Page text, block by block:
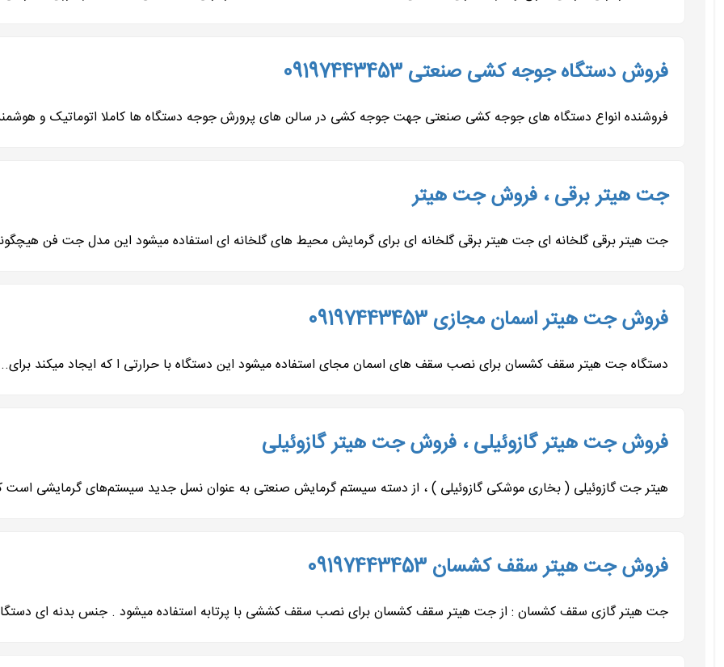
فروش دستگاه جوجه کشی صنعتی 09197443453
فروشنده انواع دستگاه های جوجه کشی صنعتی جهت جوجه کشی در سالن های پرورش جوجه دستگاه ها کاملا اتوماتیک و
جت هیتر برقی ، فروش جت هیتر
جت هیتر برقی گلخانه ای جت هیتر برقی گلخانه ای برای گرمایش محیط های گلخانه ای استفاده میشود این مدل جت فن
فروش جت هیتر اسمان مجازی 09197443453
دستگاه جت هیتر سقف کشسان برای نصب سقف های اسمان مجای استفاده میشود این دستگاه با حرارتی ا که ایجاد میکند
فروش جت هیتر گازوئیلی ، فروش جت هیتر گازوئیلی
هیتر جت گازوئیلی ( بخاری موشکی گازوئیلی ) ، از دسته سیستم گرمایش صنعتی به عنوان نسل جدید سیستم‌های گرمایشی است
فروش جت هیتر سقف کشسان 09197443453
جت هیتر گازی سقف کشسان : از جت هیتر سقف کشسان برای نصب سقف کششی با پرتابه استفاده میشود . جنس بدنه ای دستگاه